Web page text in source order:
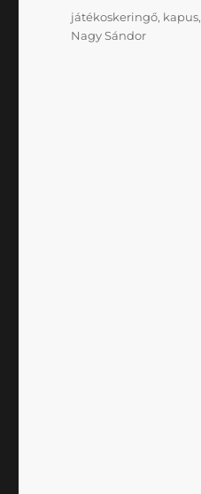
Címke
játékoskeringő, kapus,
Nagy Sándor